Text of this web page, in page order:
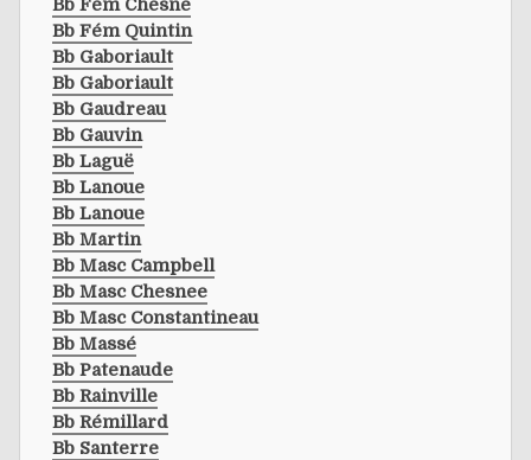
Bb Fém Chesne
Bb Fém Quintin
Bb Gaboriault
Bb Gaboriault
Bb Gaudreau
Bb Gauvin
Bb Laguë
Bb Lanoue
Bb Lanoue
Bb Martin
Bb Masc Campbell
Bb Masc Chesnee
Bb Masc Constantineau
Bb Massé
Bb Patenaude
Bb Rainville
Bb Rémillard
Bb Santerre